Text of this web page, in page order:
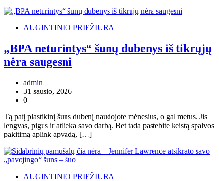
AUGINTINIO PRIEŽIŪRA
„BPA neturintys“ šunų dubenys iš tikrųjų
nėra saugesni
admin
31 sausio, 2026
0
Tą patį plastikinį šuns dubenį naudojote mėnesius, o gal metus. Jis
lengvas, pigus ir atlieka savo darbą. Bet tada pastebite keistą spalvos
pakitimą aplink apvadą, […]
AUGINTINIO PRIEŽIŪRA